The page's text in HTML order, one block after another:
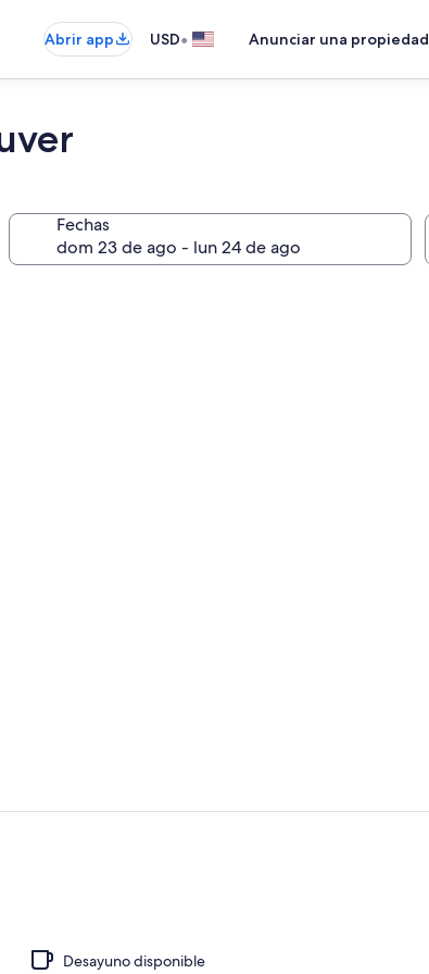
Abrir app USD• Anunciar una propiedad
Fechas
Desayuno disponible